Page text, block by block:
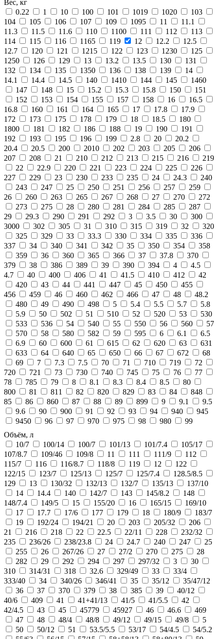
Вес, кг
0.22
1 10 100 101 1019 1020
103
104
105 106 107 109 1095 11
11.1
11.3
11.5 11.6 110 1100 111 112
113
114
115 116 1165 119 12 12.2
12.5
12.7
120 121 1215 122 123 1230
125
1250
126 129 13 13.2 13.5 130
131
132
134 135 1350 136 138 139
14
14.1
14.4 14.5 140 1410 144 145
1460
147
148 15 15.2 15.3 15.8 150
151
152
153 154 155 157 158 16
16.5
16.8
160 161 164 165 17 17.8
17.9
172
173 175 178 179 18 18.5
180
1800
181 182 186 188 19 190
191
192
193 195 196 199 2.8 20
20.2
20.4
20.5 200 2010 202 203 205
206
207
208 21 210 212 213 215 216
219
22
22.9 220 221 223 224 225
226
227
229 23 230 233 235 24 24.3
240
243
247 25 250 251 256 257
259
26
260 263 265 267 268 27 270
272
273
275 28 280 281 284 285
287
29
29.3 290 291 292 3 3.5 30
300
3000
302 305 31 310 315 319 32
320
325
329 33 33.3 330 334 335
336
337
34 340 341 342 35 350 354
358
359
36 360 365 366 37 37.8
370
379
38 386 389 39 390 394 4
4.5
4.7
40 400 406 41 41.5 410 412
42
420
43 44 441 447 45 450
455
456
459 46 460 462 466 47 48
48.2
480
49 490 498 5 5.4 5.5 5.7
5.8
5.9
50 502 51 510 52 520 53
530
533
536 54 540 55 550 56 560
57
570
58 580 582 59 595 6 6.1
6.5
6.9
60 600 61 615 62 620 63
631
633
64 640 65 650 66 67 672
68
69
7 7.3 7.5 70 71 710 719
72
720
721 73 730 740 745 75 76
77
78
785 79 8 8.1 8.3 8.4 8.5
80
800
81 811 82 820 829 83 84
848
85
86 860 87 88 89 899 9 9.1
9.5
9.6
90 900 91 92 93 94 940
945
9450
96 97 970 975 98 980
99
Объём, л
10/7
100/14 100/7 101/13 101/7.4
105/17
107/8.7
109/46 109/8 11 111 111/9
112
115/7
116 116/8.7 118/8 119 12
122
122/15
123/7 125/13 125/7 125/7.4
128.5/8.5
129
13 130/32 132/13 132/7 135/13
137/10
14
14.4 140 142/7 143 145/8.2
148
148/7.4
149/5 15 155/20 16 165/15
169/10
17
17.7 17/6 177 179 18 180/9
183/7
19
192/24 194/21 20 203 205/32
206
21
216 218 22 22.5 22/11 228
232/32
235
236/26 238/23.8 24 24.7 240 247
25
255
26 267/26 27 27/2 270 275
28
282
29 292 294 297 297/32 3
30
310
314/31 318 32.6 329/49 33
33/4
333/40
34 340/26 346/41 35 35/12
35/47/12
36
37 370 379 38 385 39
40/12
40/6
409 41 41+41/13 41/5 41/5.5
42
42/4.5
43 45 45779 45927 46 46.6
469
47
48 48/4 48/8 49/12 49/15 49/8
5
50
50/12 51 53.5/5.5 53/17 54/4.5
54/5.2